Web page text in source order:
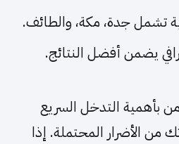
تشمل جدة، مكة، والطائف.
يضمن أفضل النتائج.
بأهمية التدخل السريع
من الأضرار المحتملة. إذا